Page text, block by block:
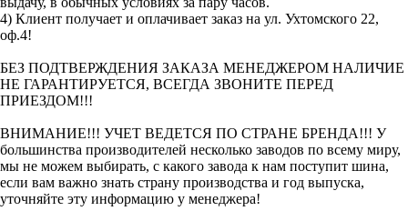
4) Клиент получает и оплачивает заказ на ул. Ухтомского 22,
оф.4!
БЕЗ ПОДТВЕРЖДЕНИЯ ЗАКАЗА МЕНЕДЖЕРОМ НАЛИЧИЕ
НЕ ГАРАНТИРУЕТСЯ, ВСЕГДА ЗВОНИТЕ ПЕРЕД
ПРИЕЗДОМ!!!
ВНИМАНИЕ!!! УЧЕТ ВЕДЕТСЯ ПО СТРАНЕ БРЕНДА!!! У
большинства производителей несколько заводов по всему миру,
мы не можем выбирать, с какого завода к нам поступит шина,
если вам важно знать страну производства и год выпуска,
уточняйте эту информацию у менеджера!